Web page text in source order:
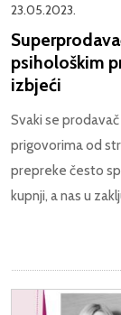
23.05.2023.
psihološkim
izbjeći
Svaki se
prigovorima od
prepreke često
kupnji, a nas u